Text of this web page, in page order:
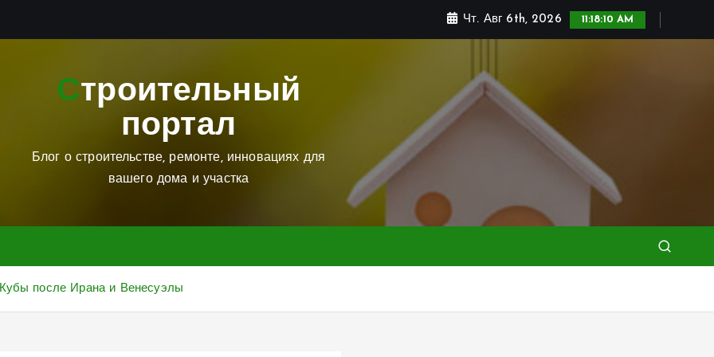
Чт. Авг 6th, 2026 11:18:12 AM
Строительный
портал
Блог о строительстве, ремонте, инновациях для
вашего дома и участка
после Ирана и Венесуэлы